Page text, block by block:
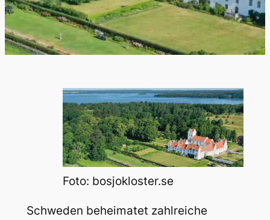
Foto: bosjokloster.se
Schweden beheimatet zahlreiche